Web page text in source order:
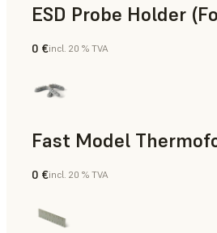
ESD Probe Holder
Ingénierie
0 €incl. 20 % TVA
Dentaire
0 €incl. 20 % TVA